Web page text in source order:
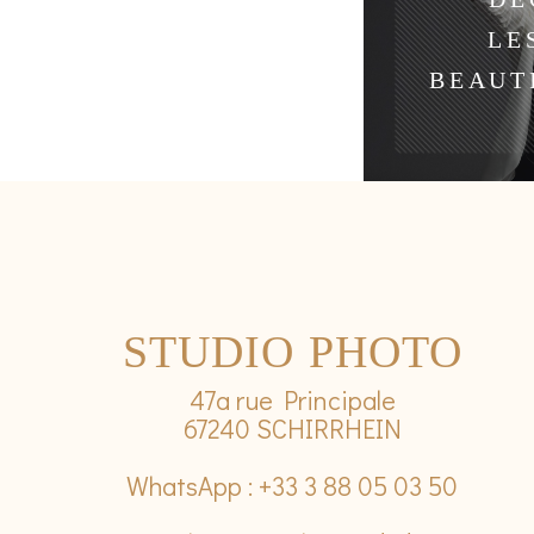
STUDIO PHOTO
47a rue Principale
67240 SCHIRRHEIN
WhatsApp : +33 3 88 05 03 50